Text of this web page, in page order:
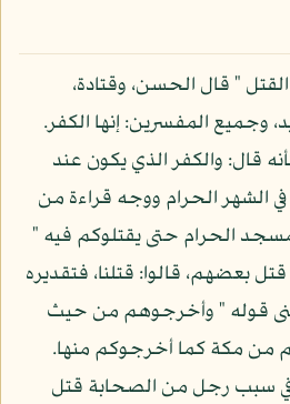
" قال الحسن، وقتادة،
وجميع المفسرين: إنها الكفر.
قال: والكفر الذي يكون عند
الشهر الحرام ووجه قراءة من
الحرام حتى يقتلوكم فيه "
بعضهم، قالوا: قتلنا، فتقديره
قوله " وأخرجوهم من حيث
مكة كما أخرجوكم منها.
في سبب رجل من الصحابة قتل